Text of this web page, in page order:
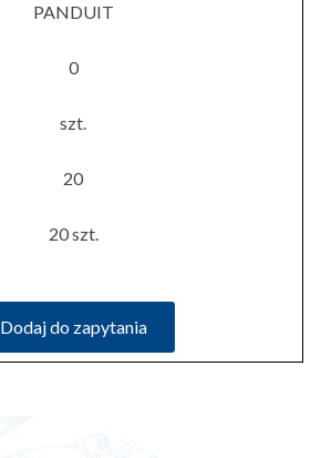
PANDUIT
0
szt.
20
20 szt.
Dodaj do zapytania